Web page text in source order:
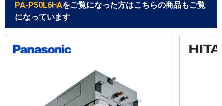
PA-P50L6HAをご覧になった方はこちらの商品もご覧
になっています